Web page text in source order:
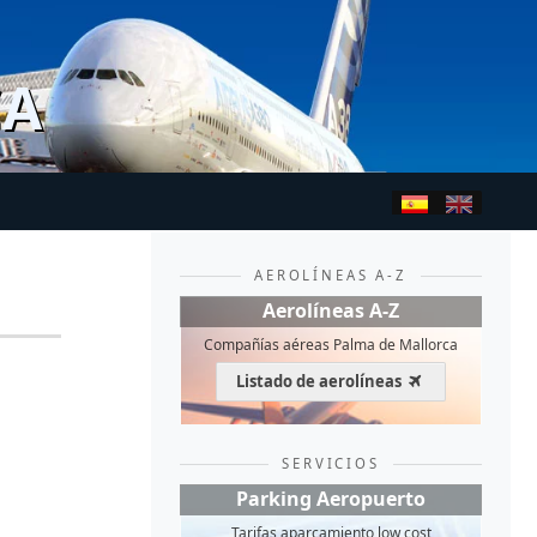
AEROLÍNEAS A-Z
Aerolíneas A-Z
Compañías aéreas Palma de Mallorca
Listado de aerolíneas
SERVICIOS
Parking Aeropuerto
Tarifas aparcamiento low cost